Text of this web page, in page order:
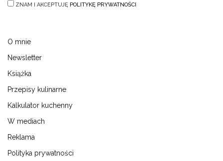
ZNAM I AKCEPTUJĘ POLITYKĘ PRYWATNOŚCI
O mnie
Newsletter
Książka
Przepisy kulinarne
Kalkulator kuchenny
W mediach
Reklama
Polityka prywatności